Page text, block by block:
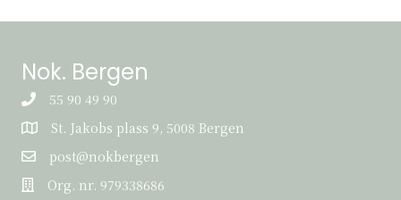
Nok. Bergen
55 90 49 90
St. Jakobs plass 9, 5008 Bergen
St. Jakobs plass 9, 5008 Bergen
post@nokbergen
post@nokbergen
Org. nr. 979338686
Org. nr. 979338686